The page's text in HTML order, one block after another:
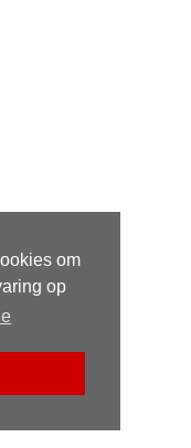
om
op